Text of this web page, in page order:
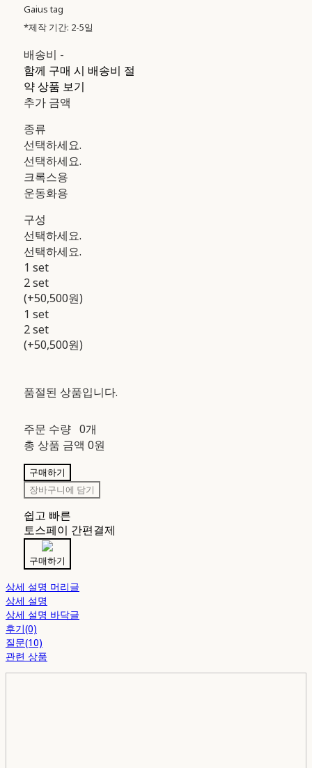
Gaius tag
*제작 기간: 2-5일
배송비 -
함께 구매 시 배송비 절
약 상품 보기
추가 금액
종류
선택하세요.
선택하세요.
크록스용
운동화용
구성
선택하세요.
선택하세요.
1 set
2 set
(+50,500원)
1 set
2 set
(+50,500원)
품절된 상품입니다.
주문 수량 0개
총 상품 금액 0원
구매하기
장바구니에 담기
쉽고 빠른
토스페이 간편결제
구매하기
상세 설명 머리글
상세 설명
상세 설명 바닥글
후기(0)
질문(10)
관련 상품